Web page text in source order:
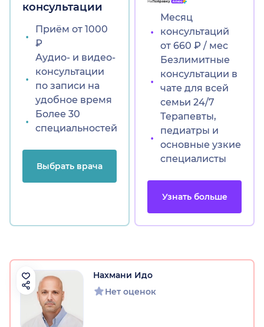
консультации
Приём от 1000
₽
Аудио- и видео-
консультации
по записи на
удобное время
Более 30
специальностей
Выбрать врача
Месяц
консультаций
от 660 ₽ / мес
Безлимитные
консультации в
чате для всей
семьи 24/7
Терапевты,
педиатры и
основные узкие
специалисты
Узнать больше
Нахмани Идо
Нет оценок